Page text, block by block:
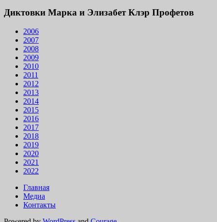
Диктовки Марка и Элизабет Клэр Профетов
2006
2007
2008
2009
2010
2011
2012
2013
2014
2015
2016
2017
2018
2019
2020
2021
2022
Главная
Медиа
Контакты